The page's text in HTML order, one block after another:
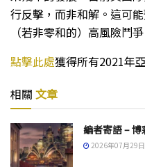
行反擊，而非和解。這可
（若非零和的）高風險鬥爭
點擊此處獲得所有2021年
相關 文章
編者寄語 –
2026年07月29